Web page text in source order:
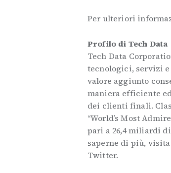
Per ulteriori
Profilo di Tech Data
Tech Data
tecnologici, servizi
valore aggiunto
maniera efficiente
dei clienti finali.
“World’s Most
pari a 26,4 miliardi
saperne di più,
Twitter.